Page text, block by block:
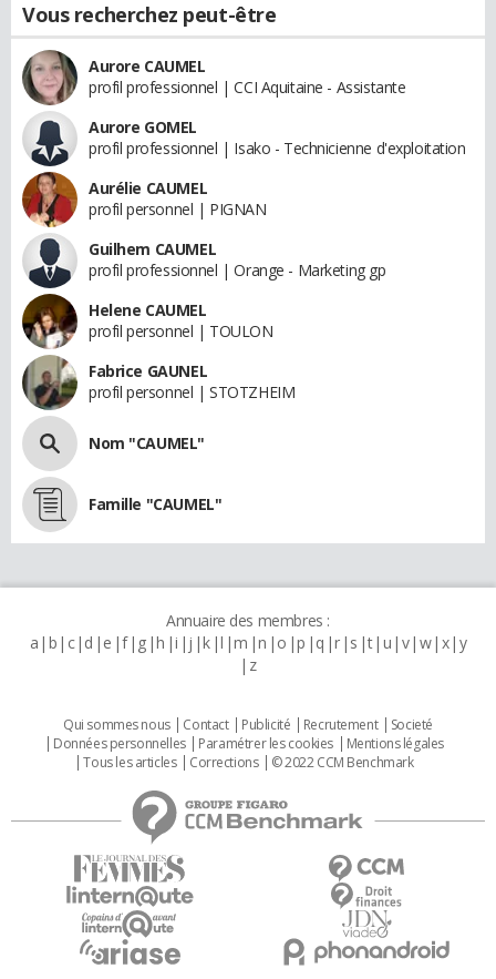
Vous recherchez peut-être
Aurore CAUMEL
profil professionnel | CCI Aquitaine - Assistante
Aurore GOMEL
profil professionnel | Isako - Technicienne d'exploitation
Aurélie CAUMEL
profil personnel | PIGNAN
Guilhem CAUMEL
profil professionnel | Orange - Marketing gp
Helene CAUMEL
profil personnel | TOULON
Fabrice GAUNEL
profil personnel | STOTZHEIM
Nom "CAUMEL"
Famille "CAUMEL"
Annuaire des membres :
a b c d e f g h i j k l m n o p q r s t u v w x y
z
Qui sommes nous Contact Publicité Recrutement
Societé
Données personnelles
Paramétrer les cookies
Mentions légales
Tous les articles
Corrections © 2022 CCM Benchmark